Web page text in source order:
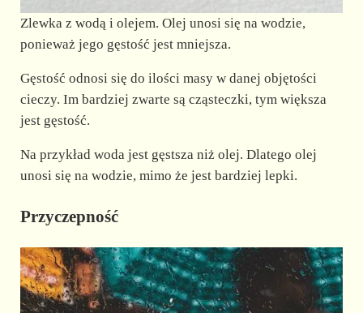
Zlewka z wodą i olejem. Olej unosi się na wodzie,
ponieważ jego gęstość jest mniejsza.
Gęstość odnosi się do ilości masy w danej objętości
cieczy. Im bardziej zwarte są cząsteczki, tym większa
jest gęstość.
Na przykład woda jest gęstsza niż olej. Dlatego olej
unosi się na wodzie, mimo że jest bardziej lepki.
Przyczepność